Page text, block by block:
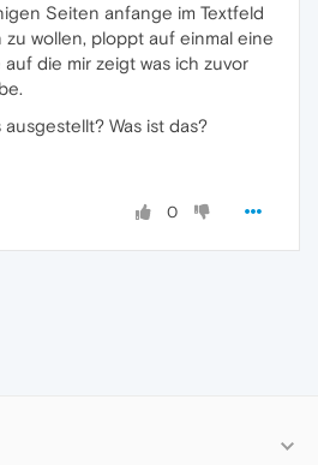
Seiten anfange im Textfeld
zu wollen, ploppt auf einmal eine
die mir zeigt was ich zuvor
Was ist das?
0